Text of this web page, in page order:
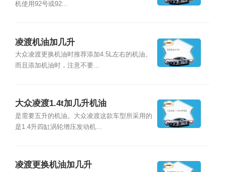
机使用92号或92...
凌渡机油加几升
大众凌渡更换机油时推荐添加4.5L左右的机油。
而且添加机油时，注意不要...
大众凌渡1.4t加几升机油
是需要五升的机油。大众凌渡这款车型所采用的
是1.4升四缸涡轮增压发动机...
凌渡更换机油加几升